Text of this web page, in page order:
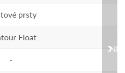
prsty
Float
-